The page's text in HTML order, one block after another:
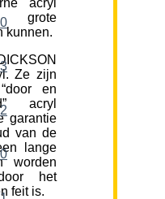
grote
kunnen.
Ze zijn
en
acryl
garantie
van de
lange
worden
het
feit is.